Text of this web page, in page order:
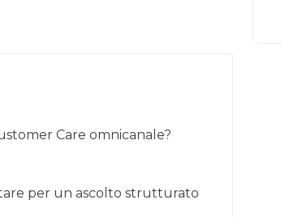
Care omnicanale?
per un ascolto strutturato